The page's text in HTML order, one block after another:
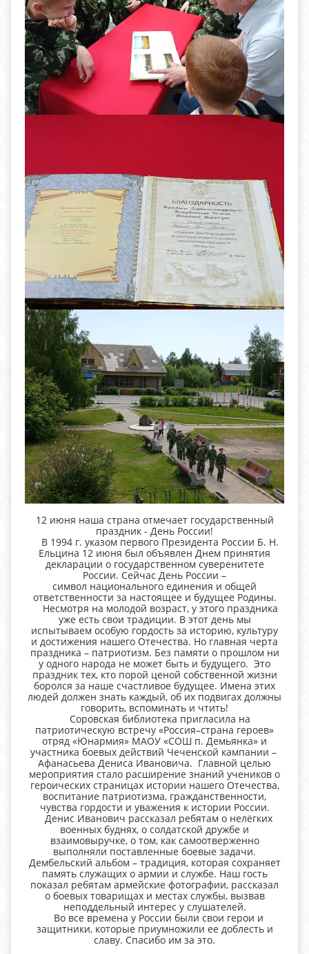
12 июня наша страна отмечает государственный
праздник - День России!
В 1994 г. указом первого Президента России Б. Н.
Ельцина 12 июня был объявлен Днем принятия
декларации о государственном суверенитете
России. Сейчас День России –
символ национального единения и общей
ответственности за настоящее и будущее Родины.
Несмотря на молодой возраст, у этого праздника
уже есть свои традиции. В этот день мы
испытываем особую гордость за историю, культуру
и достижения нашего Отечества. Но главная черта
праздника – патриотизм. Без памяти о прошлом ни
у одного народа не может быть и будущего. Это
праздник тех, кто порой ценой собственной жизни
боролся за наше счастливое будущее. Имена этих
людей должен знать каждый, об их подвигах должны
говорить, вспоминать и чтить!
Соровская библиотека пригласила на
патриотическую встречу «Россия–страна героев»
отряд «Юнармия» МАОУ «СОШ п. Демьянка» и
участника боевых действий Чеченской кампании –
Афанасьева Дениса Ивановича. Главной целью
мероприятия стало расширение знаний учеников о
героических страницах истории нашего Отечества,
воспитание патриотизма, гражданственности,
чувства гордости и уважения к истории России.
Денис Иванович рассказал ребятам о нелёгких
военных буднях, о солдатской дружбе и
взаимовыручке, о том, как самоотверженно
выполняли поставленные боевые задачи.
Дембельский альбом – традиция, которая сохраняет
память служащих о армии и службе. Наш гость
показал ребятам армейские фотографии, рассказал
о боевых товарищах и местах службы, вызвав
неподдельный интерес у слушателей.
Во все времена у России были свои герои и
защитники, которые приумножили ее доблесть и
славу. Спасибо им за это.